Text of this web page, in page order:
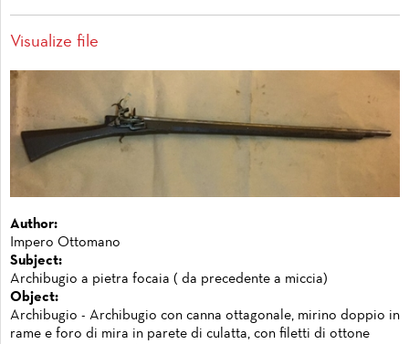
Visualize file
Author:
Impero Ottomano
Subject:
Archibugio a pietra focaia ( da precedente a miccia)
Object:
Archibugio - Archibugio con canna ottagonale, mirino doppio in
rame e foro di mira in parete di culatta, con filetti di ottone